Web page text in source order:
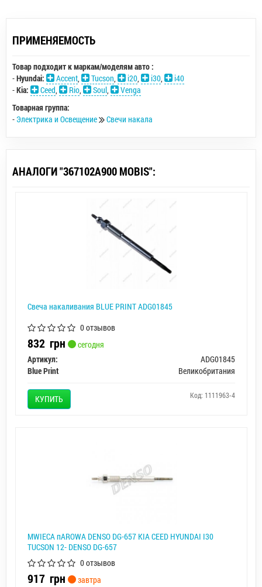
ПРИМЕНЯЕМОСТЬ
Товар подходит к маркам/моделям авто :
-Hyundai: Accent Tucson i20 i30
i40
-Kia: Ceed Rio Soul
Venga
Товарная группа:
- Электрика и Освещение Свечи накала
АНАЛОГИ "367102A900 MOBIS":
Свеча накаливания BLUE PRINT ADG01845
0 отзывов
832 грн
сегодня
Артикул:
ADG01845
Blue Print
Великобритания
КУПИТЬ Код: 1111963-4
МWIECA пAROWA DENSO DG-657 KIA CEED HYUNDAI I30
TUCSON 12- DENSO DG-657
0 отзывов
917 грн завтра